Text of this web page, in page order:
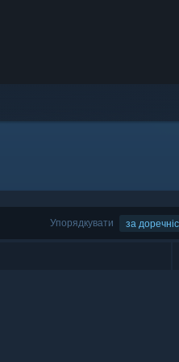
Упорядкувати за